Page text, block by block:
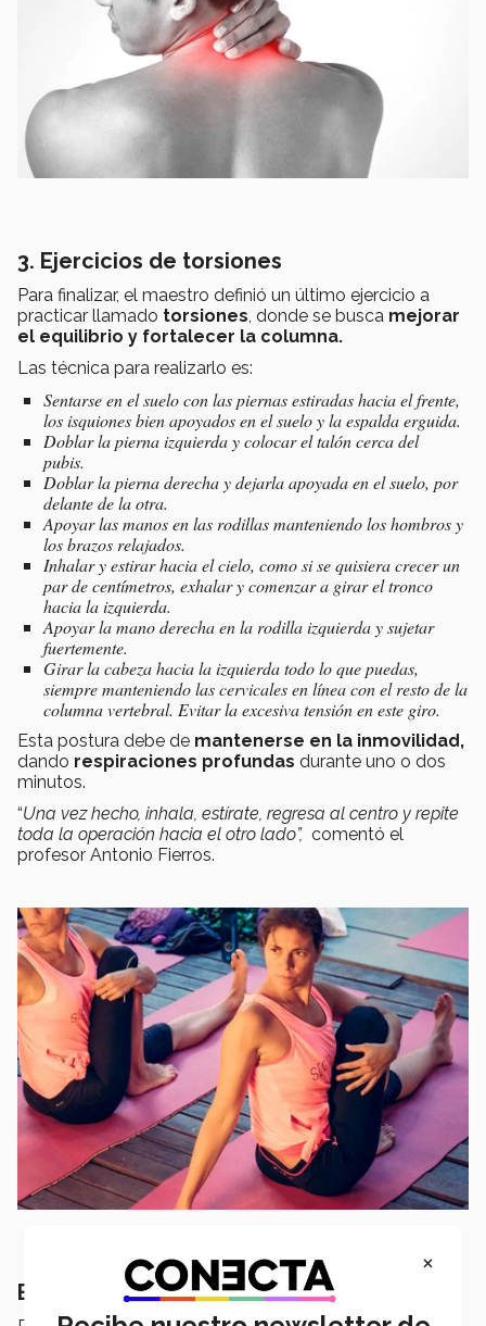
3. Ejercicios de torsiones
Para finalizar, el maestro definió un último ejercicio a
practicar llamado torsiones, donde se busca mejorar
el equilibrio y fortalecer la columna.
Las técnica para realizarlo es:
Sentarse en el suelo con las piernas estiradas hacia el frente,
los isquiones bien apoyados en el suelo y la espalda erguida.
Doblar la pierna izquierda y colocar el talón cerca del
pubis.
Doblar la pierna derecha y dejarla apoyada en el suelo, por
delante de la otra.
Apoyar las manos en las rodillas manteniendo los hombros y
los brazos relajados.
Inhalar y estirar hacia el cielo, como si se quisiera crecer un
par de centímetros, exhalar y comenzar a girar el tronco
hacia la izquierda.
Apoyar la mano derecha en la rodilla izquierda y sujetar
fuertemente.
Girar la cabeza hacia la izquierda todo lo que puedas,
siempre manteniendo las cervicales en línea con el resto de la
columna vertebral. Evitar la excesiva tensión en este giro.
Esta postura debe de mantenerse en la inmovilidad,
dando respiraciones profundas durante uno o dos
minutos.
“Una vez hecho, inhala, estírate, regresa al centro y repite
toda la operación hacia el otro lado”, comentó el
profesor Antonio Fierros.
Beneficios físicos y mentales
×